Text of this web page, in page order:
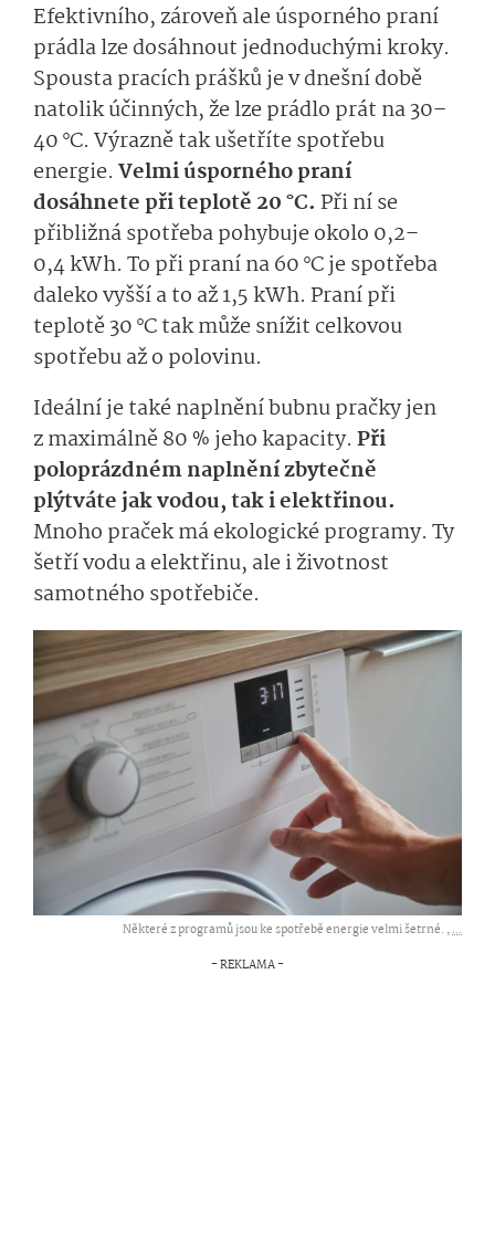
Efektivního, zároveň ale úsporného praní
prádla lze dosáhnout jednoduchými kroky.
Spousta pracích prášků je v dnešní době
natolik účinných, že lze prádlo prát na 30–
40 °C. Výrazně tak ušetříte spotřebu
energie. Velmi úsporného praní
dosáhnete při teplotě 20 °C. Při ní se
přibližná spotřeba pohybuje okolo 0,2–
0,4 kWh. To při praní na 60 °C je spotřeba
daleko vyšší a to až 1,5 kWh. Praní při
teplotě 30 °C tak může snížit celkovou
spotřebu až o polovinu.
Ideální je také naplnění bubnu pračky jen
z maximálně 80 % jeho kapacity. Při
poloprázdném naplnění zbytečně
plýtváte jak vodou, tak i elektřinou.
Mnoho praček má ekologické programy. Ty
šetří vodu a elektřinu, ale i životnost
samotného spotřebiče.
Některé z programů jsou ke spotřebě energie velmi šetrné. ,...